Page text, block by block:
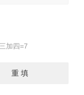
加四=7